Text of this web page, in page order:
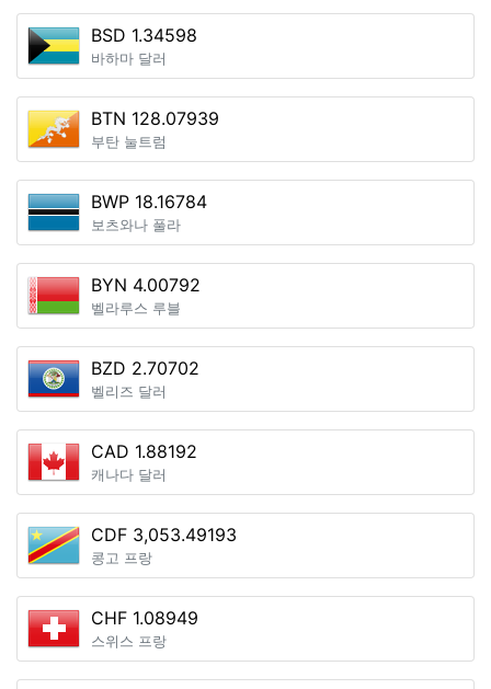
BSD 1.34598
바하마 달러
BTN 128.07939
부탄 눌트럼
BWP 18.16784
보츠와나 풀라
BYN 4.00792
벨라루스 루블
BZD 2.70702
벨리즈 달러
CAD 1.88192
캐나다 달러
CDF 3,053.49193
콩고 프랑
CHF 1.08949
스위스 프랑